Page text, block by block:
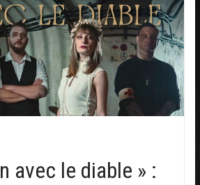
avec le diable » :